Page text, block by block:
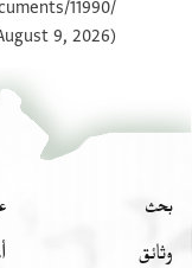
بيان أذونات الصورة
11990/
9, 2026).
بحث
وثائق